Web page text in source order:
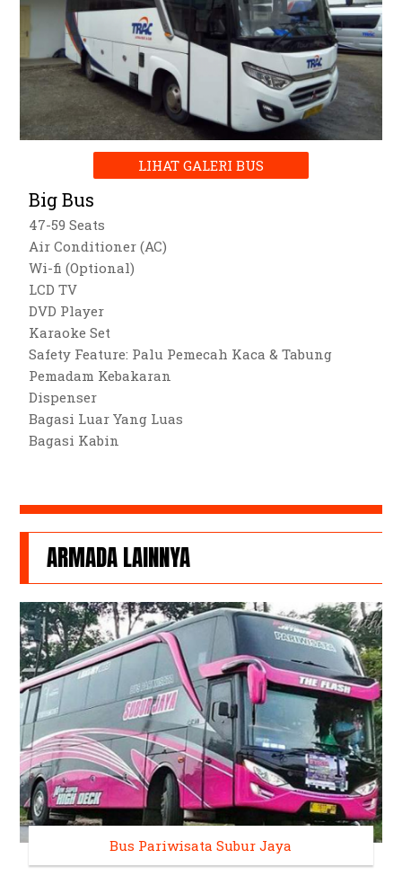
LIHAT GALERI BUS
Big Bus
47-59 Seats
Air Conditioner (AC)
Wi-fi (Optional)
LCD TV
DVD Player
Karaoke Set
Safety Feature: Palu Pemecah Kaca & Tabung
Pemadam Kebakaran
Dispenser
Bagasi Luar Yang Luas
Bagasi Kabin
ARMADA LAINNYA
Bus Pariwisata Subur Jaya